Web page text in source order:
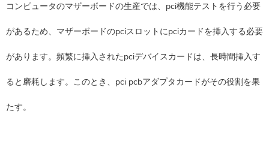
コンピュータのマザーボードの生産では、pci機能テストを行う必要
があるため、マザーボードのpciスロットにpciカードを挿入する必要
があります。頻繁に挿入されたpciデバイスカードは、長時間挿入す
ると磨耗します。このとき、pci pcbアダプタカードがその役割を果
たす。